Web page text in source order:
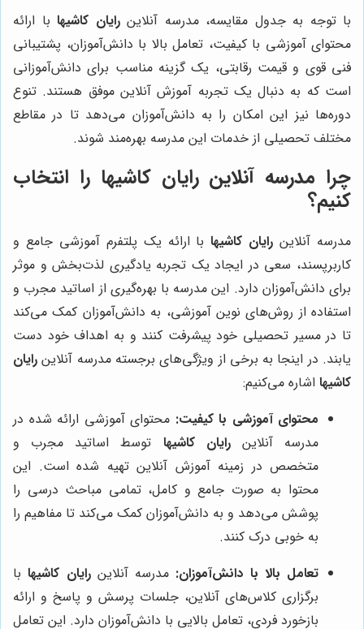
با توجه به جدول مقایسه، مدرسه آنلاینرایان کاشیها با ارائه
محتوای آموزشی با کیفیت، تعامل بالا با دانش‌آموزان، پشتیبانی
فنی قوی و قیمت رقابتی، یک گزینه مناسب برای دانش‌آموزانی
است که به دنبال یک تجربه آموزش آنلاین موفق هستند. تنوع
دوره‌ها نیز این امکان را به دانش‌آموزان می‌دهد تا در مقاطع
مختلف تحصیلی از خدمات این مدرسه بهره‌مند شوند.
چرا مدرسه آنلاین رایان کاشیها را انتخاب
کنیم؟
مدرسه آنلاین رایان کاشیهابا ارائه یک پلتفرم آموزشی جامع و
کاربرپسند، سعی در ایجاد یک تجربه یادگیری لذت‌بخش و موثر
برای دانش‌آموزان دارد. این مدرسه با بهره‌گیری از اساتید مجرب و
استفاده از روش‌های نوین آموزشی، به دانش‌آموزان کمک می‌کند
تا در مسیر تحصیلی خود پیشرفت کنند و به اهداف خود دست
یابند. در اینجا به برخی از ویژگی‌های برجسته مدرسه آنلاین رایان
کاشیها اشاره می‌کنیم:
محتوای آموزشی با کیفیت: محتوای آموزشی ارائه شده در
مدرسه آنلاینرایان کاشیها توسط اساتید مجرب و
متخصص در زمینه آموزش آنلاین تهیه شده است. این
محتوا به صورت جامع و کامل، تمامی مباحث درسی را
پوشش می‌دهد و به دانش‌آموزان کمک می‌کند تا مفاهیم را
به خوبی درک کنند.
تعامل بالا با دانش‌آموزان: مدرسه آنلاینرایان کاشیهابا
برگزاری کلاس‌های آنلاین، جلسات پرسش و پاسخ و ارائه
بازخورد فردی، تعامل بالایی با دانش‌آموزان دارد. این تعامل